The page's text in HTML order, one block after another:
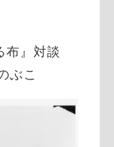
布』対談
ぶこ